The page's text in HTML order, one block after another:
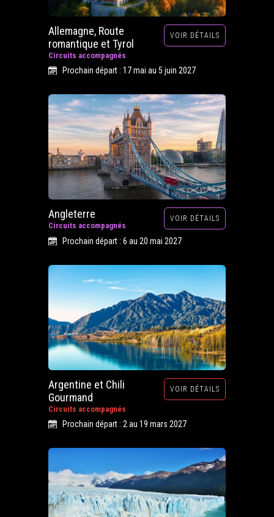
Allemagne, Route
romantique et Tyrol
Circuits accompagnés
VOIR DÉTAILS
Prochain départ : 17 mai au 5 juin 2027
Angleterre
Circuits accompagnés
VOIR DÉTAILS
Prochain départ : 6 au 20 mai 2027
Argentine et Chili
Gourmand
Circuits accompagnés
VOIR DÉTAILS
Prochain départ : 2 au 19 mars 2027